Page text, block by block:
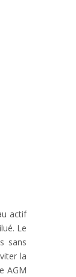
actif
Le
sans
la
AGM